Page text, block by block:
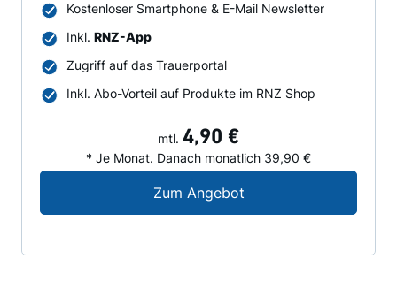
Kostenloser Smartphone & E-Mail Newsletter
Inkl. RNZ-App
Zugriff auf das Trauerportal
Inkl. Abo-Vorteil auf Produkte im RNZ Shop
mtl. 4,90 €
* Je Monat. Danach monatlich 39,90 €
Zum AngebotDigital-Angebot für